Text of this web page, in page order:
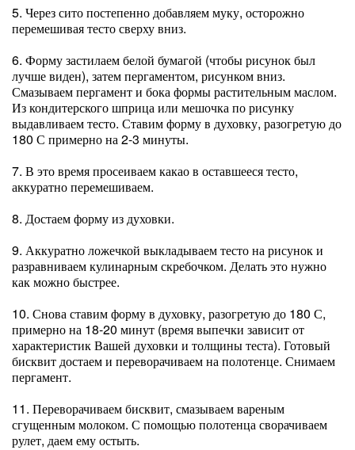
5. Через сито постепенно добавляем муку, осторожно
перемешивая тесто сверху вниз.
6. Форму застилаем белой бумагой (чтобы рисунок был
лучше виден), затем пергаментом, рисунком вниз.
Смазываем пергамент и бока формы растительным маслом.
Из кондитерского шприца или мешочка по рисунку
выдавливаем тесто. Ставим форму в духовку, разогретую до
180 С примерно на 2-3 минуты.
7. В это время просеиваем какао в оставшееся тесто,
аккуратно перемешиваем.
8. Достаем форму из духовки.
9. Аккуратно ложечкой выкладываем тесто на рисунок и
разравниваем кулинарным скребочком. Делать это нужно
как можно быстрее.
10. Снова ставим форму в духовку, разогретую до 180 С,
примерно на 18-20 минут (время выпечки зависит от
характеристик Вашей духовки и толщины теста). Готовый
бисквит достаем и переворачиваем на полотенце. Снимаем
пергамент.
11. Переворачиваем бисквит, смазываем вареным
сгущенным молоком. С помощью полотенца сворачиваем
рулет, даем ему остыть.